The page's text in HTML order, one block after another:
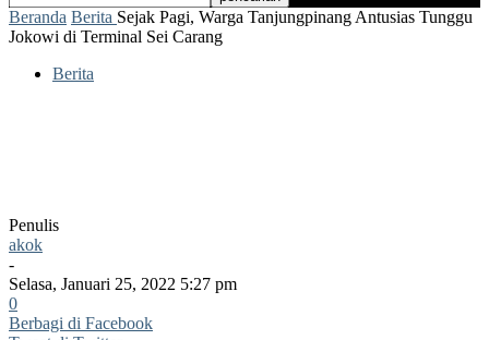
Beranda Berita Sejak Pagi, Warga Tanjungpinang Antusias Tunggu
Jokowi di Terminal Sei Carang
Berita
Penulis
akok
-
Selasa, Januari 25, 2022 5:27 pm
0
Berbagi di Facebook